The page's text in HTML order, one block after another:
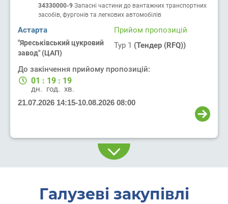
34330000-9 Запасні частини до вантажних транспортних
засобів, фургонів та легкових автомобілів
Астарта
"Яреськівський цукровий
завод" (ЦАП)
Прийом пропозицій
Тур 1 (Тендер (RFQ))
До закінчення прийому пропозицій:
01 : 19 : 19
дн. год. хв.
21.07.2026 14:15-10.08.2026 08:00
Галузеві закупівлі